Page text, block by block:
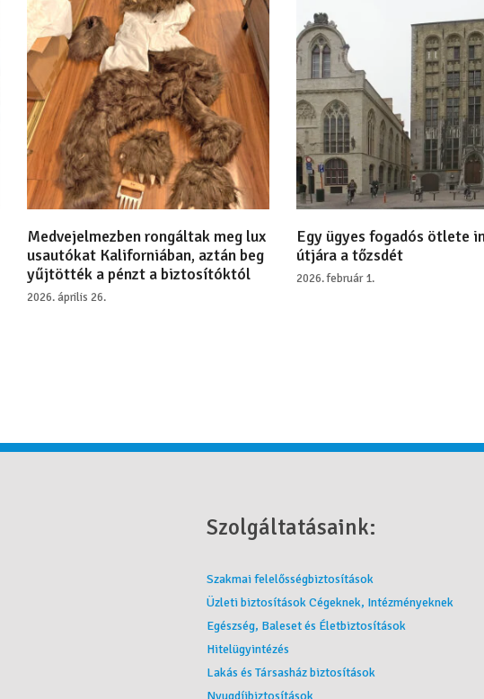
Medvejelmezben rongáltak meg lux
usautókat Kaliforniában, aztán beg
yűjtötték a pénzt a biztosítóktól
2026. április 26.
Egy ügyes fogadós ötlete
útjára a tőzsdét
2026. február 1.
Szolgáltatásaink:
Szakmai felelősségbiztosítások
Üzleti biztosítások Cégeknek, Intézményeknek
Egészség, Baleset és Életbiztosítások
Hitelügyintézés
Lakás és Társasház biztosítások
Nyugdíjbiztosítások